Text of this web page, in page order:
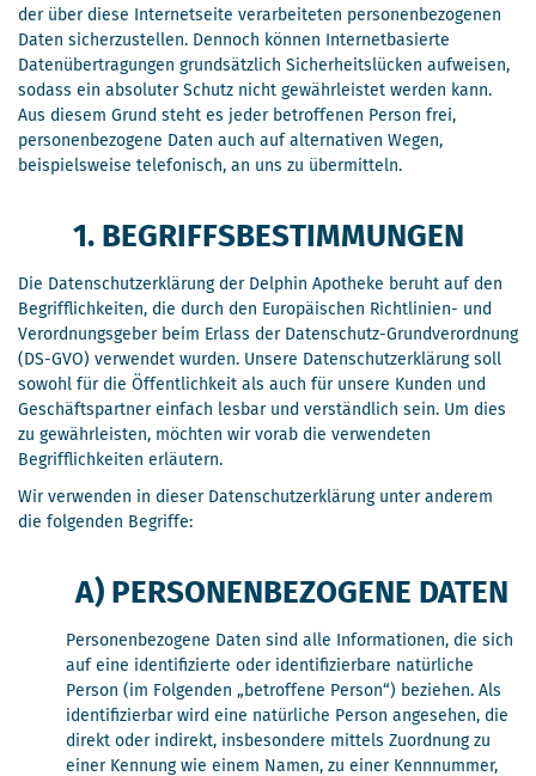
der über diese Internetseite verarbeiteten personenbezogenen
Daten sicherzustellen. Dennoch können Internetbasierte
Datenübertragungen grundsätzlich Sicherheitslücken aufweisen,
sodass ein absoluter Schutz nicht gewährleistet werden kann.
Aus diesem Grund steht es jeder betroffenen Person frei,
personenbezogene Daten auch auf alternativen Wegen,
beispielsweise telefonisch, an uns zu übermitteln.
1. BEGRIFFSBESTIMMUNGEN
Die Datenschutzerklärung der Delphin Apotheke beruht auf den
Begrifflichkeiten, die durch den Europäischen Richtlinien- und
Verordnungsgeber beim Erlass der Datenschutz-Grundverordnung
(DS-GVO) verwendet wurden. Unsere Datenschutzerklärung soll
sowohl für die Öffentlichkeit als auch für unsere Kunden und
Geschäftspartner einfach lesbar und verständlich sein. Um dies
zu gewährleisten, möchten wir vorab die verwendeten
Begrifflichkeiten erläutern.
Wir verwenden in dieser Datenschutzerklärung unter anderem
die folgenden Begriffe:
A) PERSONENBEZOGENE DATEN
Personenbezogene Daten sind alle Informationen, die sich
auf eine identifizierte oder identifizierbare natürliche
Person (im Folgenden „betroffene Person“) beziehen. Als
identifizierbar wird eine natürliche Person angesehen, die
direkt oder indirekt, insbesondere mittels Zuordnung zu
einer Kennung wie einem Namen, zu einer Kennnummer,